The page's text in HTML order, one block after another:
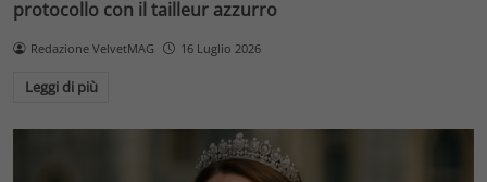
protocollo con il tailleur azzurro
Redazione VelvetMAG 16 Luglio 2026
Leggi di più